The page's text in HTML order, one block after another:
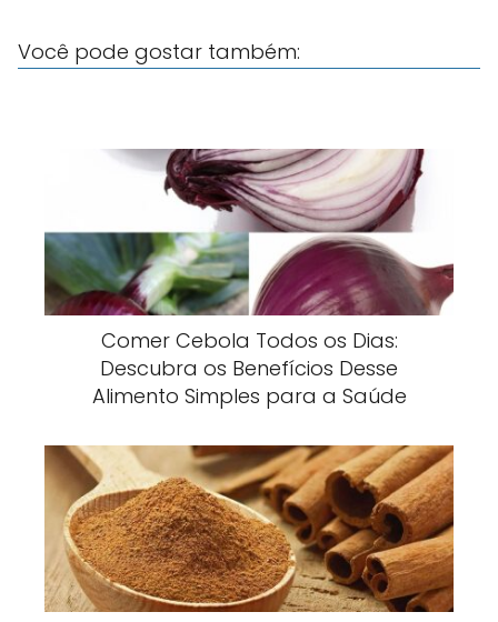
Você pode gostar também:
Comer Cebola Todos os Dias:
Descubra os Benefícios Desse
Alimento Simples para a Saúde